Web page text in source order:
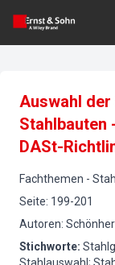
Auswahl
Stahlbauten
DASt-
Fachthemen -
Seite: 199-201
Autoren:
Stichworte: